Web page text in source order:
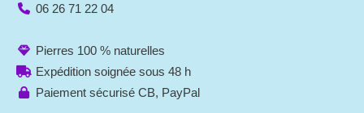
06 26 71 22 04
Pierres 100 % naturelles
Expédition soignée sous 48 h
Paiement sécurisé CB, PayPal